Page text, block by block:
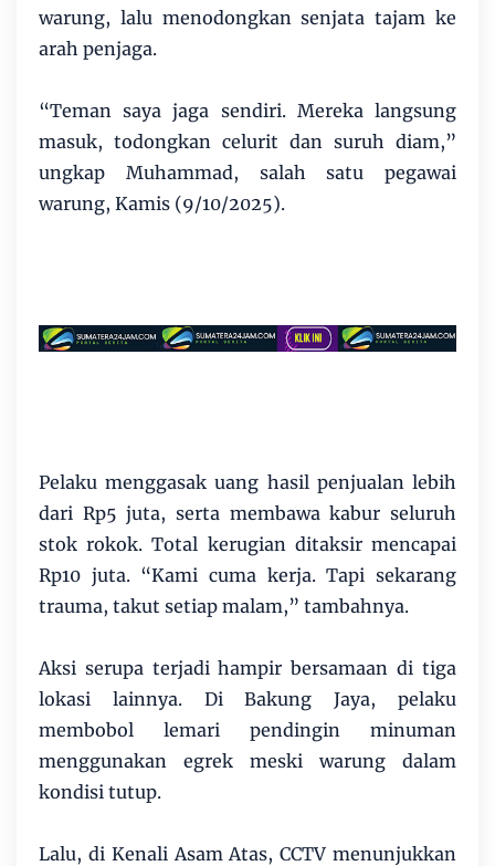
warung, lalu menodongkan senjata tajam ke
arah penjaga.
“Teman saya jaga sendiri. Mereka langsung
masuk, todongkan celurit dan suruh diam,”
ungkap Muhammad, salah satu pegawai
warung, Kamis (9/10/2025).
Pelaku menggasak uang hasil penjualan lebih
dari Rp5 juta, serta membawa kabur seluruh
stok rokok. Total kerugian ditaksir mencapai
Rp10 juta. “Kami cuma kerja. Tapi sekarang
trauma, takut setiap malam,” tambahnya.
Aksi serupa terjadi hampir bersamaan di tiga
lokasi lainnya. Di Bakung Jaya, pelaku
membobol lemari pendingin minuman
menggunakan egrek meski warung dalam
kondisi tutup.
Lalu, di Kenali Asam Atas, CCTV menunjukkan